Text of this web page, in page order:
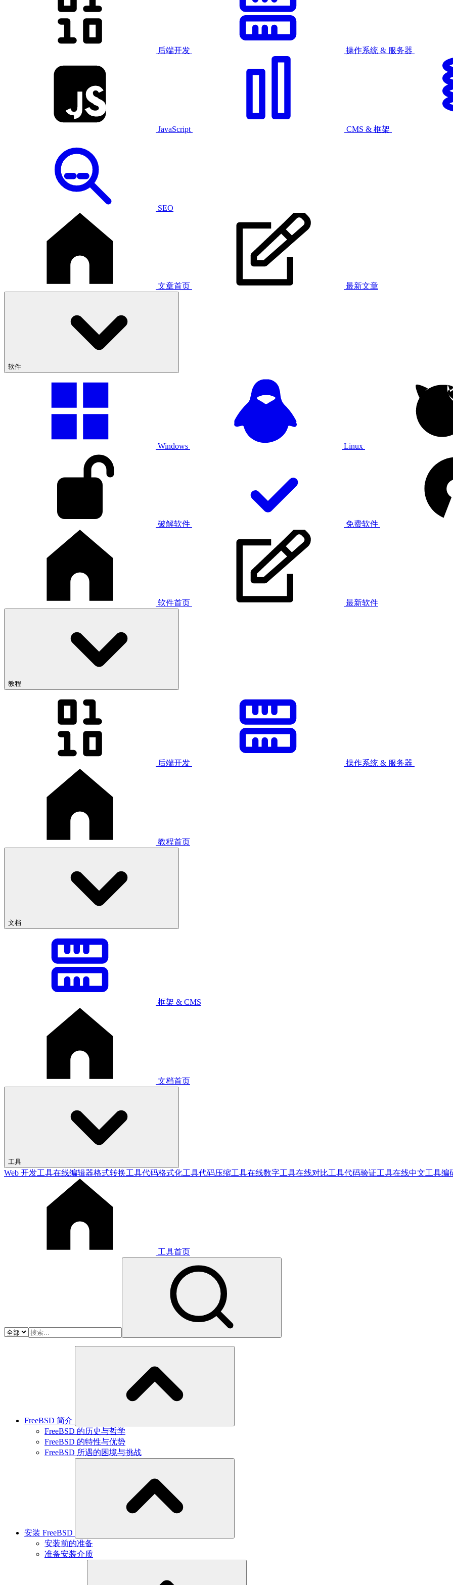
后端开发 操作系统 & 服务器
JavaScript CMS & 框架
SEO
文章首页 最新文章
软件
Windows Linux
破解软件 免费软件
软件首页 最新软件
教程
后端开发 操作系统 & 服务器
教程首页
文档
框架 & CMS
文档首页
工具
Web 开发工具在线编辑器格式转换工具代码格式化工具代码压缩工具在线数字工具在线对比工具代码验证工具在线中文工具编
工具首页
FreeBSD 简介
FreeBSD 的历史与哲学
FreeBSD 的特性与优势
FreeBSD 所遇的困境与挑战
安装 FreeBSD
安装前的准备
准备安装介质